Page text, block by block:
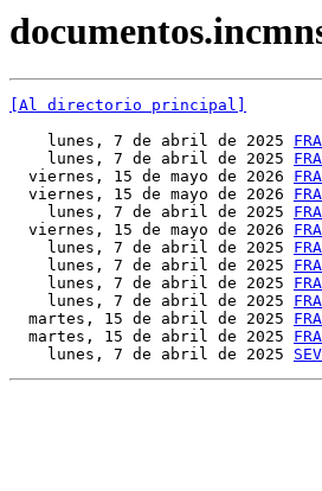
[Al directorio principal]
    lunes, 7 de abril de 2025
    lunes, 7 de abril de 2025
  viernes, 15 de mayo de 2026
  viernes, 15 de mayo de 2026
    lunes, 7 de abril de 2025
  viernes, 15 de mayo de 2026
    lunes, 7 de abril de 2025
    lunes, 7 de abril de 2025
    lunes, 7 de abril de 2025
    lunes, 7 de abril de 2025
  martes, 15 de abril de 2025
  martes, 15 de abril de 2025
    lunes, 7 de abril de 2025